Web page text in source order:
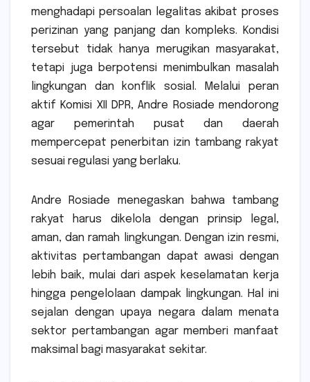
menghadapi persoalan legalitas akibat proses
perizinan yang panjang dan kompleks. Kondisi
tersebut tidak hanya merugikan masyarakat,
tetapi juga berpotensi menimbulkan masalah
lingkungan dan konflik sosial. Melalui peran
aktif Komisi XII DPR, Andre Rosiade mendorong
agar pemerintah pusat dan daerah
mempercepat penerbitan izin tambang rakyat
sesuai regulasi yang berlaku.
Andre Rosiade menegaskan bahwa tambang
rakyat harus dikelola dengan prinsip legal,
aman, dan ramah lingkungan. Dengan izin resmi,
aktivitas pertambangan dapat awasi dengan
lebih baik, mulai dari aspek keselamatan kerja
hingga pengelolaan dampak lingkungan. Hal ini
sejalan dengan upaya negara dalam menata
sektor pertambangan agar memberi manfaat
maksimal bagi masyarakat sekitar.